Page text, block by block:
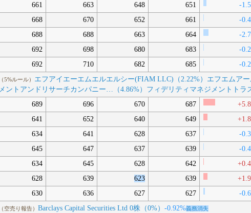
661 663 648 651 -
668 670 652 661 -
688 688 663 664 -
692 698 680 683 -
692 710 682 685 -
（5%ルール） エフアイエーエムエルエルシー(FIAM LLC)（2.22%） エフエムア
メントアンドリサーチカンパニー…（4.86%） フィデリティマネジメントトラ
689 696 670 687
641 652 640 649
634 641 628 637 -
645 647 637 639 -
634 645 628 642
628 639 623 639
630 636 627 627 -
（空売り報告） Barclays Capital Securities Ltd 0株（0%）-0.92%義務消失